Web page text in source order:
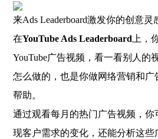
来Ads Leaderboard激发你的创意灵
在YouTube Ads Leaderboard 上，
YouTube广告视频，看一看别人的
怎么做的，也是你做网络营销和广
帮助。
通过观看每月的热门广告视频，
现客户需求的变化，还能分析这些